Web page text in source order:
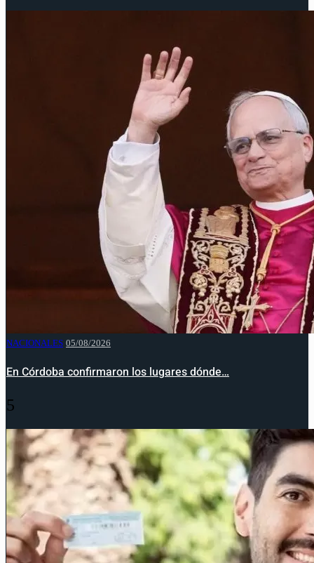
NACIONALES 05/08/2026
En Córdoba confirmaron los lugares dónde…
5